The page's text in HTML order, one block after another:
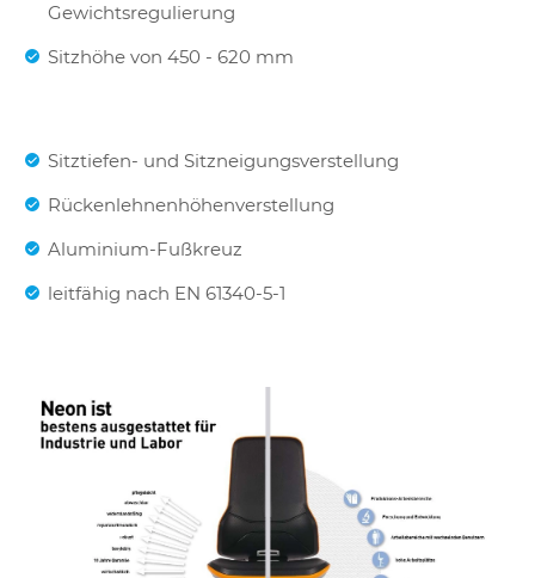
Gewichtsregulierung
Sitzhöhe von 450 - 620 mm
Sitztiefen- und Sitzneigungsverstellung
Rückenlehnenhöhenverstellung
Aluminium-Fußkreuz
leitfähig nach EN 61340-5-1